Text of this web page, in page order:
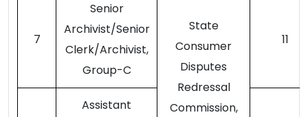
7
Senior
Archivist/Senior
Clerk/Archivist,
Group-C
State
Consumer
Disputes
Redressal
Commission,
11
Assistant